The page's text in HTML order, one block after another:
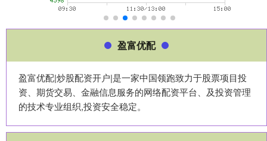
盈富优配
盈富优配|炒股配资开户|是一家中国领跑致力于股票项目投
资、期货交易、金融信息服务的网络配资平台、及投资管理
的技术专业组织,投资安全稳定。